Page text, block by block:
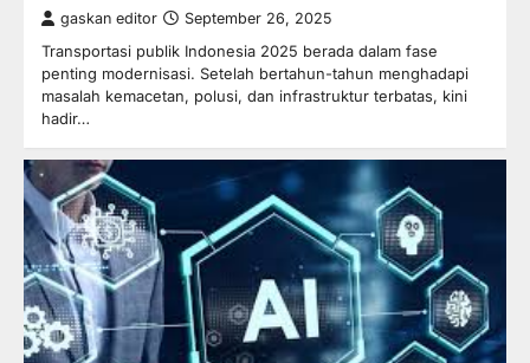
gaskan editor September 26, 2025
Transportasi publik Indonesia 2025 berada dalam fase
penting modernisasi. Setelah bertahun-tahun menghadapi
masalah kemacetan, polusi, dan infrastruktur terbatas, kini
hadir…